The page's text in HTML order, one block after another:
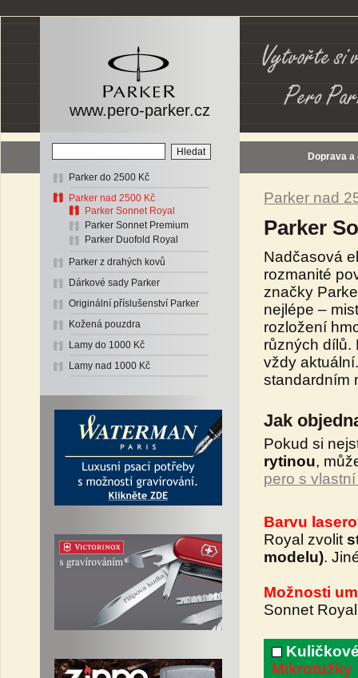
www.pero-parker.cz
Parker do 2500 Kč
Parker nad 2500 Kč
Parker Sonnet Royal
Parker Sonnet Premium
Parker Duofold Royal
Parker z drahých kovů
Dárkové sady Parker
Originální příslušenství Parker
Kožená pouzdra
Lamy do 1000 Kč
Lamy nad 1000 Kč
Doprava a
Parker nad
Parker
Nadčasová
rozmanité
značky
nejlépe –
rozložení
různých dílů.
vždy
standardním
Jak
Pokud si
rytinou,
pero s
Barvu
Royal zvolit
modelu).
Možnosti
Sonnet
Mikrotužky